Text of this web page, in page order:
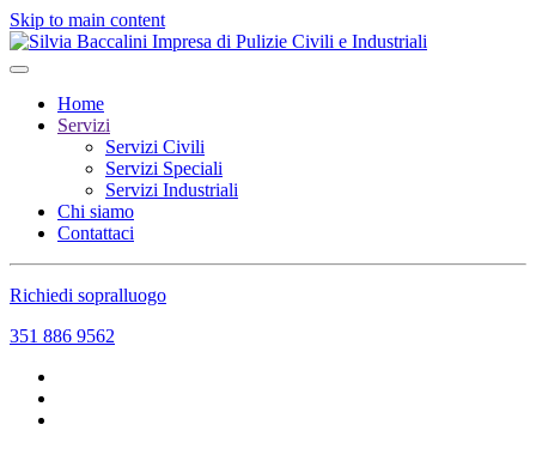
Skip to main content
Home
Servizi
Servizi Civili
Servizi Speciali
Servizi Industriali
Chi siamo
Contattaci
Richiedi sopralluogo
351 886 9562